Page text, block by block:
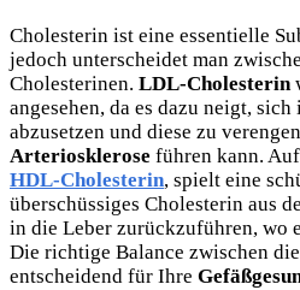
Cholesterin ist eine essentielle
jedoch unterscheidet man
Cholesterinen. LDL-Cholesterin
angesehen, da es dazu neigt, sich
abzusetzen und diese zu
Arteriosklerose führen kann.
HDL-Cholesterin, spielt eine
überschüssiges Cholesterin aus
in die Leber zurückzuführen, wo
Die richtige Balance zwischen
entscheidend für Ihre